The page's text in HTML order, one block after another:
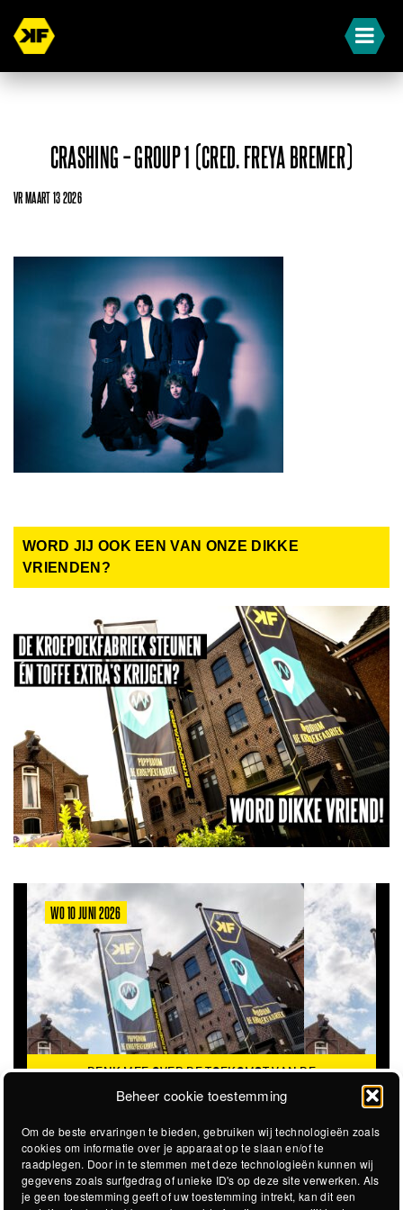
Beheer cookie toestemming
Om de beste ervaringen te bieden, gebruiken wij technologieën zoals
cookies om informatie over je apparaat op te slaan en/of te
raadplegen. Door in te stemmen met deze technologieën kunnen wij
gegevens zoals surfgedrag of unieke ID's op deze site verwerken. Als
je geen toestemming geeft of uw toestemming intrekt, kan dit een
CRASHING – GROUP 1 (CRED. FREYA BREMER)
VR MAART 13 2026
WORD JIJ OOK EEN VAN ONZE DIKKE
VRIENDEN?
WO 10 JUNI 2026
DENK MEE OVER DE TOEKOMST VAN DE
KROEPOEKFABRIEK